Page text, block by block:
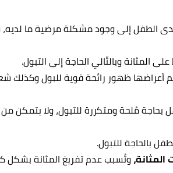
لدى الطفل إلى وجود مشكلة مرضية ما
المثانة وبالتّالي الحاجة إلى التبول.
أعراضها ظهور رائحة قوية للبول وكذلك
بحاجة مُلحة ومتكررة للتبول، ولا
بالحاجة للتبول.
وتُسبب عدم تفريغ المثانة بشكل